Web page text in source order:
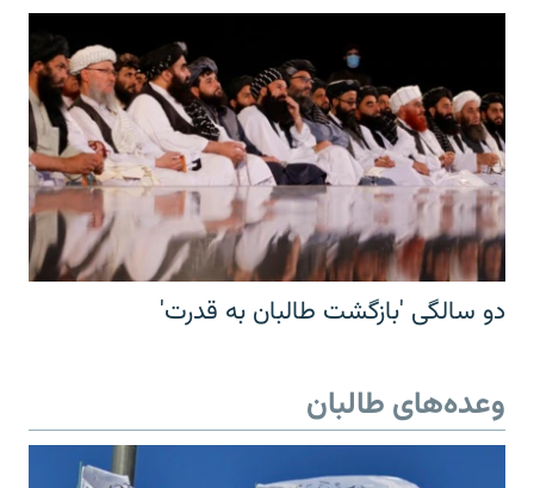
دو سالگی 'بازگشت طالبان به قدرت'
وعده‌های طالبان